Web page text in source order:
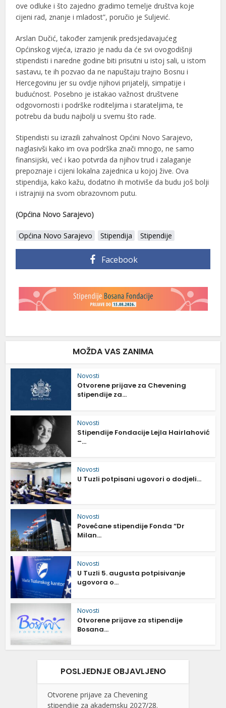
ove odluke i što zajedno gradimo temelje društva koje
cijeni rad, znanje i mladost”, poručio je Suljević.
Arslan Dučić, također zamjenik predsjedavajućeg
Općinskog vijeća, izrazio je nadu da će svi ovogodišnji
stipendisti i naredne godine biti prisutni u istoj sali, u istom
sastavu, te ih pozvao da ne napuštaju trajno Bosnu i
Hercegovinu jer su ovdje njihovi prijatelji, simpatije i
budućnost. Posebno je istakao važnost društvene
odgovornosti i podrške roditeljima i starateljima, te
potrebu da budu najbolji u svemu što rade.
Stipendisti su izrazili zahvalnost Općini Novo Sarajevo,
naglasivši kako im ova podrška znači mnogo, ne samo
finansijski, već i kao potvrda da njihov trud i zalaganje
prepoznaje i cijeni lokalna zajednica u kojoj žive. Ova
stipendija, kako kažu, dodatno ih motiviše da budu još bolji
i istrajniji na svom obrazovnom putu.
(Općina Novo Sarajevo)
Općina Novo Sarajevo Stipendija Stipendije
Facebook
MOŽDA VAS ZANIMA
Novosti
Otvorene prijave za Chevening
stipendije za...
Novosti
Stipendije Fondacije Lejla Hairlahović
–...
Novosti
U Tuzli potpisani ugovori o dodjeli...
Novosti
Povećane stipendije Fonda “Dr
Milan...
Novosti
U Tuzli 5. augusta potpisivanje
ugovora o...
Novosti
Otvorene prijave za stipendije
Bosana...
POSLJEDNJE OBJAVLJENO
Otvorene prijave za Chevening
stipendije za akademsku 2027/28.